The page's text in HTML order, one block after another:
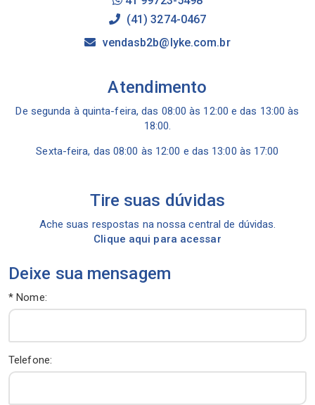
(41) 3274-0467
vendasb2b@lyke.com.br
Atendimento
De segunda à quinta-feira, das 08:00 às 12:00 e das 13:00 às
18:00.
Sexta-feira, das 08:00 às 12:00 e das 13:00 às 17:00
Tire suas dúvidas
Ache suas respostas na nossa central de dúvidas.
Clique aqui para acessar
Deixe sua mensagem
* Nome:
Telefone: